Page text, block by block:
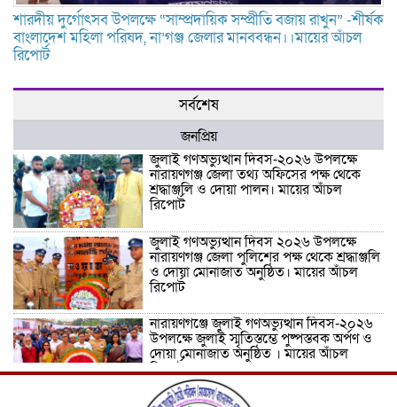
শারদীয় দুর্গোৎসব উপলক্ষে “সাম্প্রদায়িক সম্প্রীতি বজায় রাখুন” -শীর্ষক
বাংলাদেশ মহিলা পরিষদ, না’গঞ্জ জেলার মানববন্ধন।।মায়ের আঁচল
রিপোর্ট
সর্বশেষ
জনপ্রিয়
জুলাই গণঅভ্যুত্থান দিবস-২০২৬ উপলক্ষে
নারায়ণগঞ্জ জেলা তথ্য অফিসের পক্ষ থেকে
শ্রদ্ধাঞ্জলি ও দোয়া পালন। মায়ের আঁচল
রিপোর্ট
জুলাই গণঅভ্যুত্থান দিবস ২০২৬ উপলক্ষে
নারায়ণগঞ্জ জেলা পুলিশের পক্ষ থেকে শ্রদ্ধাঞ্জলি
ও দোয়া মোনাজাত অনুষ্ঠিত। মায়ের আঁচল
রিপোর্ট
নারায়ণগঞ্জে জুলাই গণঅভ্যুত্থান দিবস-২০২৬
উপলক্ষে জুলাই স্মৃতিস্তম্ভে পুষ্পস্তবক অর্পণ ও
দোয়া মোনাজাত অনুষ্ঠিত । মায়ের আঁচল
রিপোর্ট